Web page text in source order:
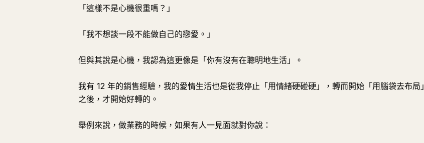
「這樣不是心機很重嗎？」
「我不想談一段不能做自己的戀愛。」
但與其說是心機，我認為這更像是「你有沒有在聰明地生活」。
我有 12 年的銷售經驗，我的愛情生活也是從我停止「用情緒硬碰硬」，轉而開始「用腦袋去布局」
之後，才開始好轉的。
舉例來說，做業務的時候，如果有人一見面就對你說：